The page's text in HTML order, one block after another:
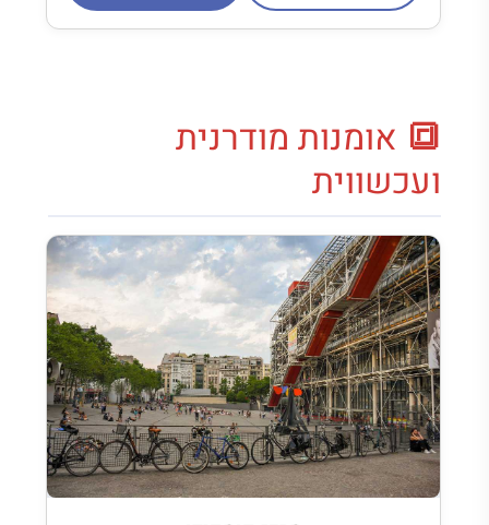
🔳 אומנות מודרנית
ועכשווית